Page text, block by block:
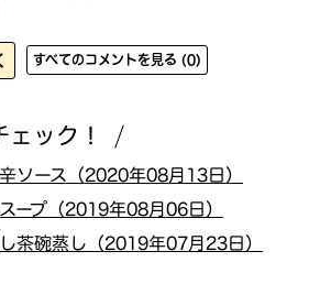
すべてのコメントを見る (0)
ェック！
ソース（2020年08月13日）
ープ（2019年08月06日）
茶碗蒸し（2019年07月23日）